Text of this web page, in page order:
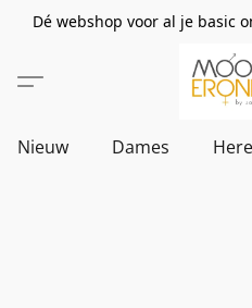
Dé webshop voor al je basic
Nieuw Dames